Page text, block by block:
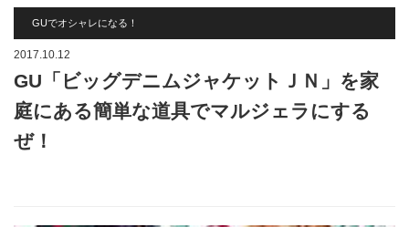
GUでオシャレになる！
2017.10.12
GU「ビッグデニムジャケットＪＮ」を家
庭にある簡単な道具でマルジェラにする
ぜ！